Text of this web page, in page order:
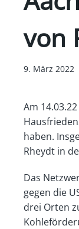
von
9. März 2022
Am
haben.
Rheydt in
Das
gegen die
drei Orten